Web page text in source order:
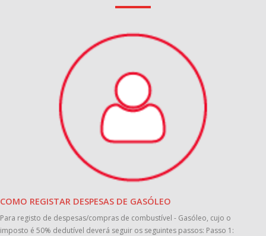
COMO REGISTAR DESPESAS DE GASÓLEO
Para registo de despesas/compras de combustível - Gasóleo, cujo o
imposto é 50% dedutível deverá seguir os seguintes passos: Passo 1: